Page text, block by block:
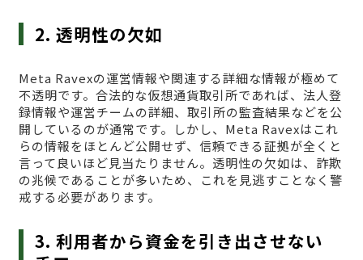
2. 透明性の欠如
Meta Ravexの運営情報や関連する詳細な情報が極めて
不透明です。合法的な仮想通貨取引所であれば、法人登
録情報や運営チームの詳細、取引所の監査結果などを公
開しているのが通常です。しかし、Meta Ravexはこれ
らの情報をほとんど公開せず、信頼できる証拠が全くと
言って良いほど見当たりません。透明性の欠如は、詐欺
の兆候であることが多いため、これを見逃すことなく警
戒する必要があります。
3. 利用者から資金を引き出させない